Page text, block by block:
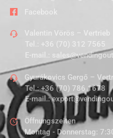
Facebook
Valentin Vörös – Vertrieb
Tel.: +36 (70) 312 7565
E-mail.:
Gyurákovics Gergő –
Tel.:+36 (70) 786 1678
E-mail.:
Öffnungszeiten
Montag - Donnerstag: